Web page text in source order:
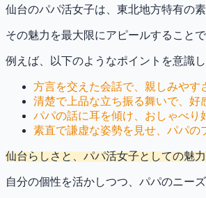
仙台のパパ活女子は、東北地方特有の
その魅力を最大限にアピールすること
例えば、以下のようなポイントを意識し
方言を交えた会話で、親しみやす
清楚で上品な立ち振る舞いで、好
パパの話に耳を傾け、おしゃべり
素直で謙虚な姿勢を見せ、パパの
仙台らしさと、パパ活女子としての魅
自分の個性を活かしつつ、パパのニー